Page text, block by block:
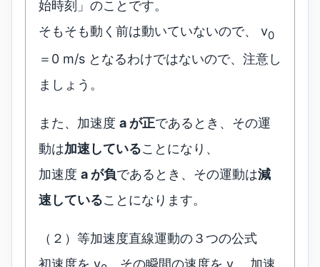
始時刻」のことです。
そもそも動く前は動いていないので、 v0
＝0 m/s となるわけではないので、注意し
ましょう。
また、加速度 a が正であるとき、その運
動は加速していることになり、
加速度 a が負であるとき、その運動は減
速していることになります。
（２）等加速度直線運動の３つの公式
初速度を v 、その瞬間の速度を v 、加速